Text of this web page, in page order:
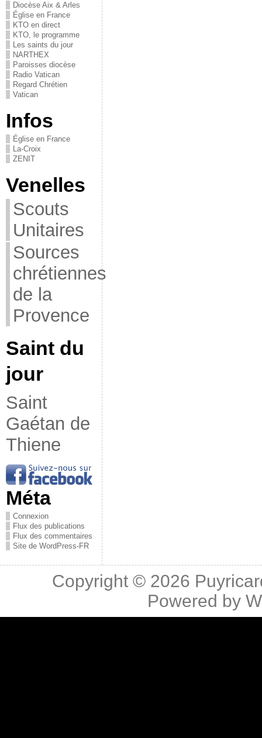
Diocèse Aix & Arles
Église en France
KTO en direct
KTO, le programme
Les saints du jour
NARTHEX
Paroisses diocèse
Radio Vatican
Regard Chrétien
Vatican
Infos
Église en France
La-Croix
ZENIT
Venelles
Scouts
Unitaires
Sources
chrétiennes
de la
Provence
Saint du
jour
Saint
Gaétan de
Thiene
Méta
Connexion
Flux des publications
Flux des commentaires
Site de WordPress-FR
Copyright © 2026
Powered by